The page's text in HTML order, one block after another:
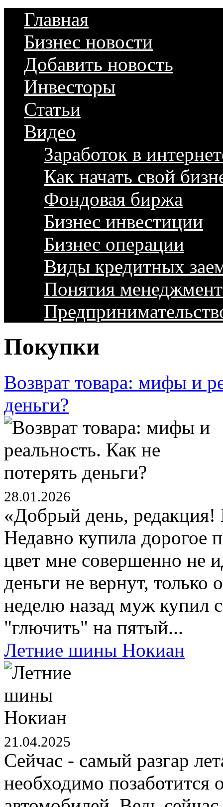
Главная
Бизнес новости
Добавить новость
Инвесторы
Статьи
Видео
Заработок в
Как начать свой
Фондовая биржа
Бизнес инвестиции
Бизнес операции
Виды кредитных
Понятия
Покупки
Возврат товара: мифы и
деньги?
28.01.2026
«Добрый день, редакция!
Недавно купила дорогое
цвет мне совершенно не
деньги не вернут,
неделю назад муж купил
"глючить" на пятый...
Летние шины Нокиан
21.04.2025
Сейчас - самый разгар
необходимо позаботится